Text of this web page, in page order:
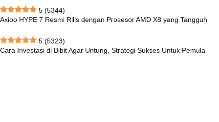
5 (5344)
Axioo HYPE 7 Resmi Rilis dengan Prosesor AMD X8 yang Tangguh
5 (5323)
Cara Investasi di Bibit Agar Untung, Strategi Sukses Untuk Pemula